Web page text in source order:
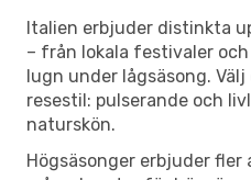
Italien erbjuder distinkta
– från lokala festivaler
lugn under lågsäsong.
resestil: pulserande och
naturskön.
Högsäsonger erbjuder